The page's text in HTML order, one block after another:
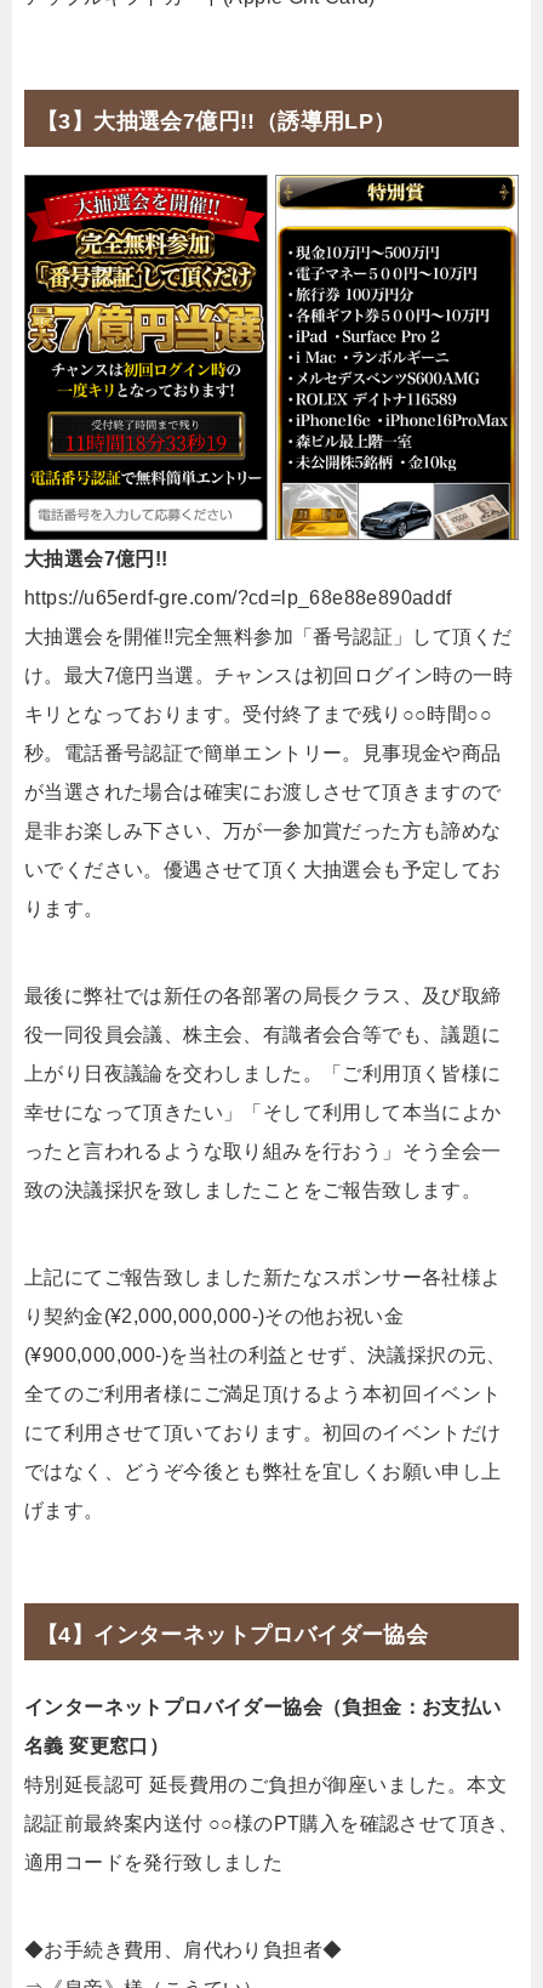
【3】大抽選会7億円!!（誘導用LP）
大抽選会7億円!!
https://u65erdf-gre.com/?cd=lp_68e88e890addf
大抽選会を開催!!完全無料参加「番号認証」して頂くだ
け。最大7億円当選。チャンスは初回ログイン時の一時
キリとなっております。受付終了まで残り○○時間○○
秒。電話番号認証で簡単エントリー。見事現金や商品
が当選された場合は確実にお渡しさせて頂きますので
是非お楽しみ下さい、万が一参加賞だった方も諦めな
いでください。優遇させて頂く大抽選会も予定してお
ります。
最後に弊社では新任の各部署の局長クラス、及び取締
役一同役員会議、株主会、有識者会合等でも、議題に
上がり日夜議論を交わしました。「ご利用頂く皆様に
幸せになって頂きたい」「そして利用して本当によか
ったと言われるような取り組みを行おう」そう全会一
致の決議採択を致しましたことをご報告致します。
上記にてご報告致しました新たなスポンサー各社様よ
り契約金(¥2,000,000,000-)その他お祝い金
(¥900,000,000-)を当社の利益とせず、決議採択の元、
全てのご利用者様にご満足頂けるよう本初回イベント
にて利用させて頂いております。初回のイベントだけ
ではなく、どうぞ今後とも弊社を宜しくお願い申し上
げます。
【4】インターネットプロバイダー協会
インターネットプロバイダー協会（負担金：お支払い
名義 変更窓口）
特別延長認可 延長費用のご負担が御座いました。本文
認証前最終案内送付 ○○様のPT購入を確認させて頂き、
適用コードを発行致しました
◆お手続き費用、肩代わり負担者◆